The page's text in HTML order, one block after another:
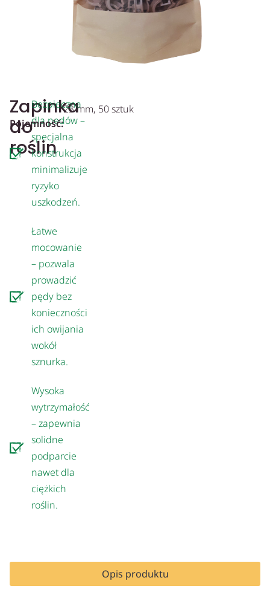
Zapinka
do
roślin
Bezpieczna
dla pędów –
specjalna
konstrukcja
minimalizuje
ryzyko
uszkodzeń.
Łatwe
mocowanie
– pozwala
prowadzić
pędy bez
konieczności
ich owijania
wokół
sznurka.
Wysoka
wytrzymałość
– zapewnia
solidne
podparcie
nawet dla
ciężkich
roślin.
Pojemność:
23 mm, 50 sztuk
Opis produktu